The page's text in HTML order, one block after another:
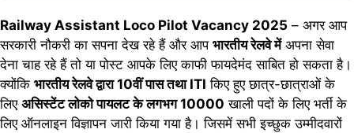
Railway Assistant Loco Pilot Vacancy 2025 – अगर आप
सरकारी नौकरी का सपना देख रहे हैं और आप भारतीय रेलवे मेंअपना सेवा
देना चाह रहे हैं तो या पोस्ट आपके लिए काफी फायदेमंद साबित हो सकता है।
क्योंकि भारतीय रेलवे द्वारा 10वीं पास तथा ITI किए हुए छात्र-छात्राओं के
लिए असिस्टेंट लोको पायलट के लगभग 10000 खाली पदों के लिए भर्ती के
लिए ऑनलाइन विज्ञापन जारी किया गया है। जिसमें सभी इच्छुक उम्मीदवारों